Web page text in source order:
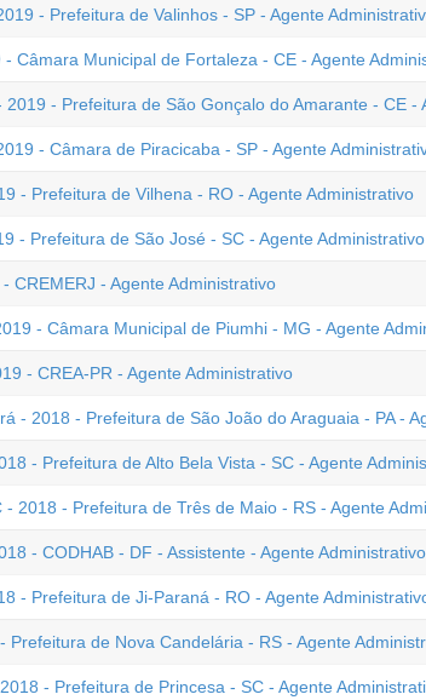
- Prefeitura de Valinhos - SP - Agente
- Câmara Municipal de Fortaleza - CE - Agente
2019 - Prefeitura de São Gonçalo do Amarante - CE -
- Câmara de Piracicaba - SP - Agente
- Prefeitura de Vilhena - RO - Agente Administrativo
- Prefeitura de São José - SC - Agente Administrativo
CREMERJ - Agente Administrativo
- Câmara Municipal de Piumhi - MG - Agente
- CREA-PR - Agente Administrativo
- 2018 - Prefeitura de São João do Araguaia - PA -
- Prefeitura de Alto Bela Vista - SC - Agente
- 2018 - Prefeitura de Três de Maio - RS - Agente
- CODHAB - DF - Assistente - Agente Administrativo
- Prefeitura de Ji-Paraná - RO - Agente
Prefeitura de Nova Candelária - RS - Agente
- Prefeitura de Princesa - SC - Agente